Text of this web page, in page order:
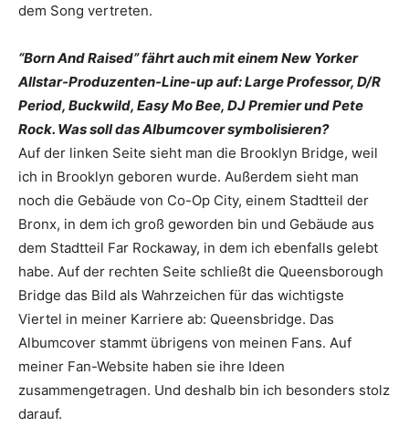
dem Song vertreten.
“Born And Raised” fährt auch mit einem New Yorker
Allstar-Produzenten-­Line-up auf: Large Professor, D/R
Period, ­Buckwild, Easy Mo Bee, DJ Premier und Pete
Rock. Was soll das ­Albumcover symbolisieren?
Auf der linken Seite sieht man die Brooklyn Bridge, weil
ich in Brooklyn geboren wurde. Außerdem sieht man
noch die Gebäude von Co-Op City, einem Stadtteil der
Bronx, in dem ich groß geworden bin und Gebäude aus
dem Stadtteil Far Rockaway, in dem ich ebenfalls gelebt
habe. Auf der rechten Seite schließt die Queensborough
Bridge das Bild als Wahrzeichen für das wichtigste
Viertel in meiner Karriere ab: Queensbridge. Das
Albumcover stammt übrigens von meinen Fans. Auf
meiner Fan-Website haben sie ihre Ideen
zusammengetragen. Und deshalb bin ich besonders stolz
darauf.